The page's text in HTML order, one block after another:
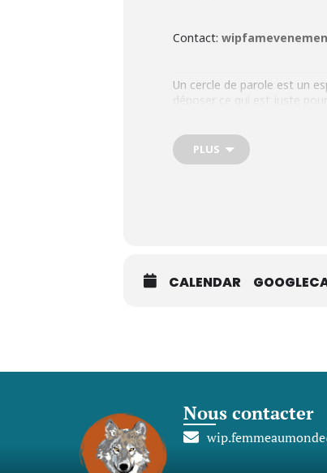
Contact:
Un cercle de parole est un
déposer ce qui est juste
cercle.
Louves, Meute et Tanière
bienvenues !
PLUS
CALENDAR
Nous contacter